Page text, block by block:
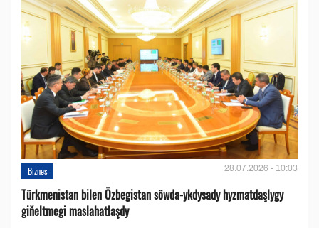
Biznes 28.07.2026 - 10:03
Türkmenistan bilen Özbegistan söwda-ykdysady hyzmatdaşlygy
giňeltmegi maslahatlaşdy